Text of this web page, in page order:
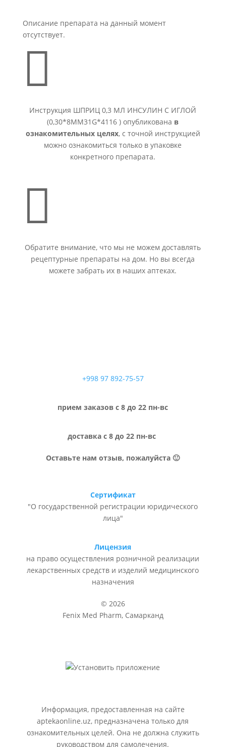
Описание препарата на данный момент
отсутствует.

Инструкция ШПРИЦ 0,3 МЛ ИНСУЛИН С ИГЛОЙ
(0,30*8ММ31G*4116 ) опубликована в
ознакомительных целях, с точной инструкцией
можно ознакомиться только в упаковке
конкретного препарата.

Обратите внимание, что мы не можем доставлять
рецептурные препараты на дом. Но вы всегда
можете забрать их в наших аптеках.
+998 97 892-75-57
прием заказов с 8 до 22 пн-вс
доставка с 8 до 22 пн-вс
Оставьте нам отзыв, пожалуйста 🙂
Сертификат
"О государственной регистрации юридического
лица"
Лицензия
на право осуществления розничной реализации
лекарственных средств и изделий медицинского
назначения
© 2026
Fenix Med Pharm, Самарканд
Информация, предоставленная на сайте
aptekaonline.uz, предназначена только для
ознакомительных целей. Она не должна служить
руководством для самолечения.